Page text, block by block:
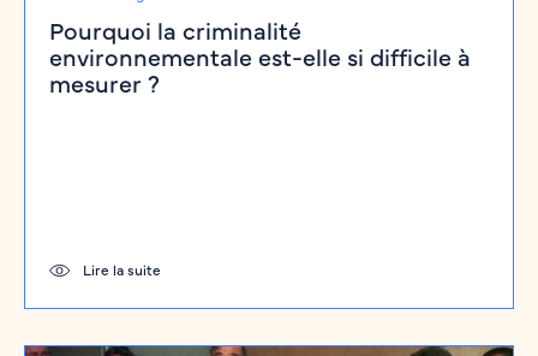
Pourquoi la criminalité
environnementale est-elle si difficile à
mesurer ?
Lire la suite